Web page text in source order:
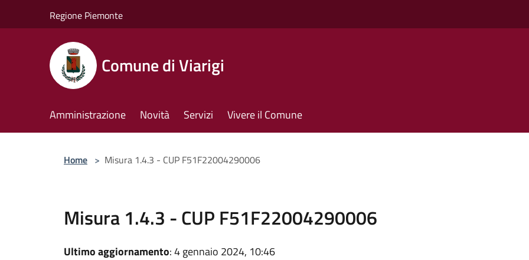
Regione Piemonte
Comune di Viarigi
Amministrazione Novità Servizi Vivere il Comune
Home > Misura 1.4.3 - CUP F51F22004290006
Misura 1.4.3 - CUP F51F22004290006
Ultimo aggiornamento: 4 gennaio 2024, 10:46